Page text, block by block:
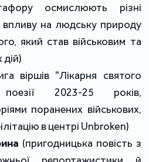
осмислюють різні
впливу на людську природу
який став військовим та
віршів "Лікарня святого
поезії 2023-25 років,
поранених військових,
в центрі Unbroken)
(пригодницька повість з